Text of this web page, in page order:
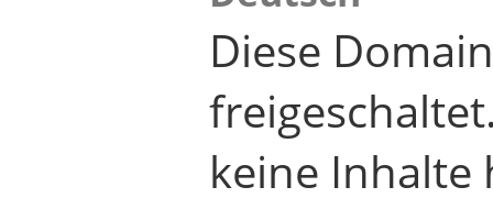
Diese
keine Inhalte